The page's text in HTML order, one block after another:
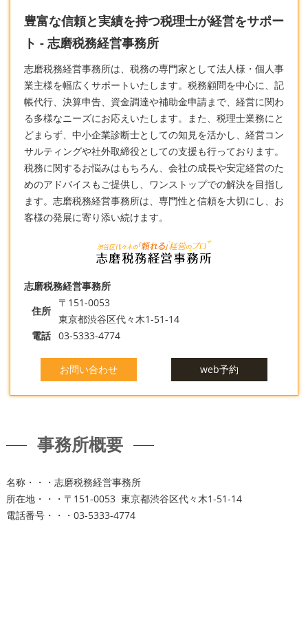
豊富な信頼と実績を持つ税理士が経営をサポー
ト - 志磨税務経営事務所
志磨税務経営事務所は、税務の専門家として法人様・個人事
業主様を幅広くサポートいたします。税務顧問を中心に、記
帳代行、決算申告、資金調達や補助金申請まで、経営に関わ
る多様なニーズにお応えいたします。また、 税理士業務にと
どまらず、中小企業診断士としての知見を活かし、経営コン
サルティングや社外取締役としての支援も行っております。
税務に関するお悩みはもちろん、会社の成長や安定経営のた
めのアドバイスもご提供し、ワンストップでの解決を目指し
ます。志磨税務経営事務所は、専門性と信頼を大切にし、お
客様の発展に寄り添い続けます。
志磨税務経営事務所
住所
〒151-0053
東京都渋谷区代々木1-51-14
電話 03-5333-4774
お問い合わせ web予約
事務所概要
名称・・・志磨税務経営事務所
所在地・・・〒151-0053 東京都渋谷区代々木1-51-14
電話番号・・・03-5333-4774